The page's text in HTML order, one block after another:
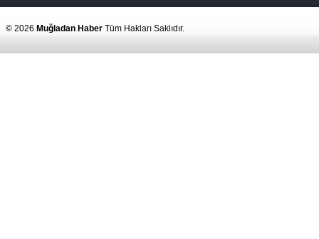
© 2026 Muğladan Haber Tüm Hakları Saklıdır.